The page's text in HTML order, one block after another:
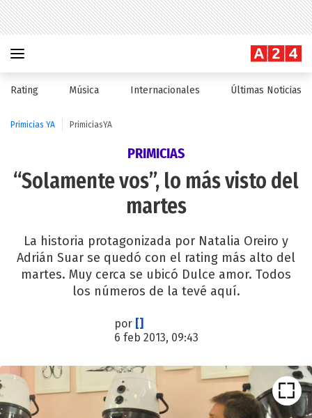
Rating Música Internacionales Últimas Noticias
Primicias YA PrimiciasYA
PRIMICIAS
“Solamente vos”, lo más visto del
martes
La historia protagonizada por Natalia Oreiro y
Adrián Suar se quedó con el rating más alto del
martes. Muy cerca se ubicó Dulce amor. Todos
los números de la tevé aquí.
por []
6 feb 2013, 09:43